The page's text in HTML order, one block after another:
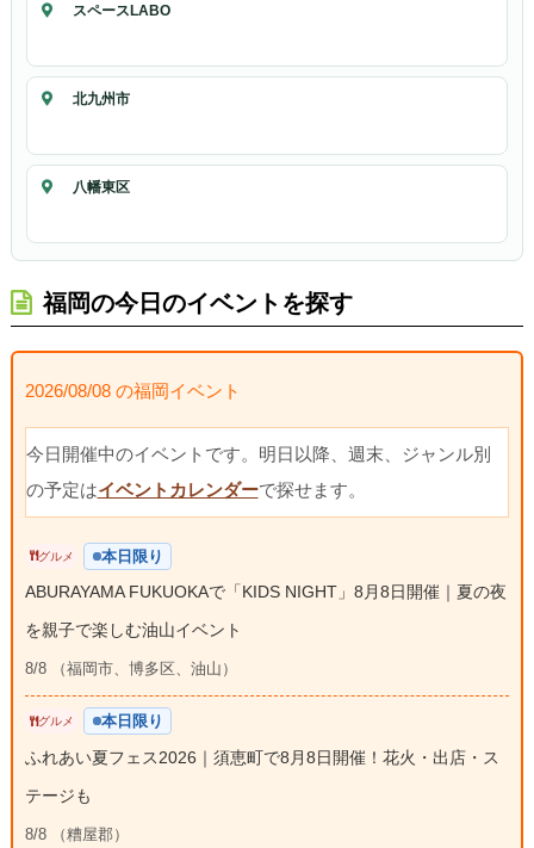
スペースLABO
北九州市
八幡東区
福岡の今日のイベントを探す
2026/08/08 の福岡イベント
今日開催中のイベントです。明日以降、週末、ジャンル別
の予定はイベントカレンダーで探せます。
グルメ 本日限り
ABURAYAMA FUKUOKAで「KIDS NIGHT」8月8日開催｜夏の夜
を親子で楽しむ油山イベント
8/8 （福岡市、博多区、油山）
グルメ 本日限り
ふれあい夏フェス2026｜須恵町で8月8日開催！花火・出店・ス
テージも
8/8 （糟屋郡）